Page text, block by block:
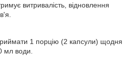
витривалість, відновлення
1 порцію (2 капсули) щодня
мл води.